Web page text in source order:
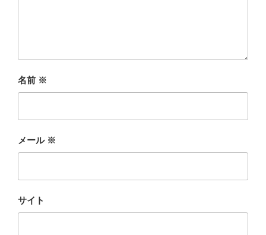
名前 ※
メール ※
サイト